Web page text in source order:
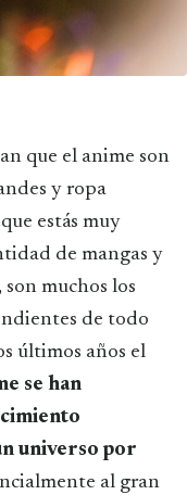
que el anime son
y ropa
estás muy
de mangas y
muchos los
de todo
últimos años el
se han
universo por
al gran